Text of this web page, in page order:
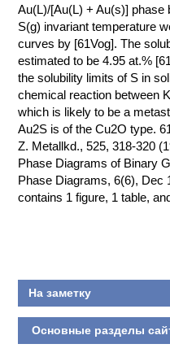
КОНТАКТЫ
Au(L)/[Au(L) + Au(s)] phase
S(g) invariant temperature
curves by [61Vog]. The
estimated to be 4.95 at.%
the solubility limits of S in
chemical reaction between
which is likely to be a
Au2S is of the Cu2O type.
Z. Metallkd., 525, 318-320
Phase Diagrams of Binary
Phase Diagrams, 6(6), Dec
contains 1 figure, 1 table,
На заметку
Основные разделы